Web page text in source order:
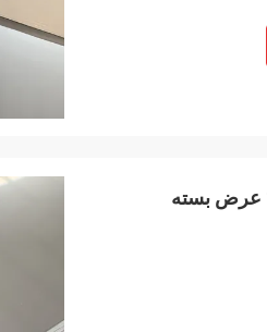
0.5mm-100mm فولاد ضد زنگ صفحه رول 1000mm-3000mm عرض بسته